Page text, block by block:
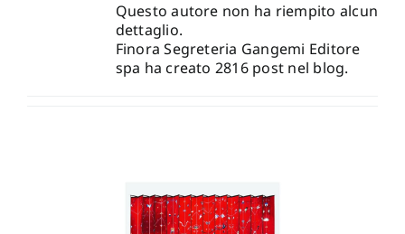
CONSIP / MEPA / ANVUR / CINECA
Proposte di pubblicazione
Questo autore non ha riempito alcun
dettaglio.
Finora Segreteria Gangemi Editore
spa ha creato 2816 post nel blog.